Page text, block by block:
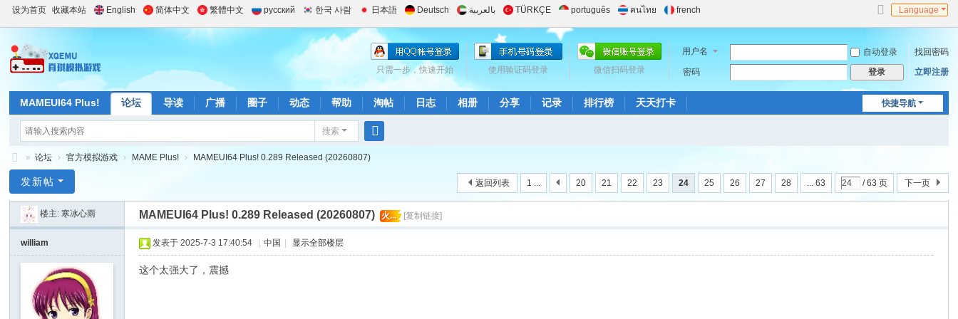
设为首页 收藏本站 English 简体中文 繁體中文 русский 한국 사람 日本語 Deutsch بالعربية TÜRKÇE português คนไทย french
到
窄
版
Language
用户名 自动登录
找回密码
密码
登录 立即注册
微信扫码登录
使用验证码登录
只需一步，快速开始
快捷导航
MAMEUI64 Plus! 论坛 导读 广播 圈子 动态 帮助 淘帖 日志 相册 分享 记录 排行榜 天天打卡
搜索
琪
模
拟
游
» 论坛 › 官方模拟游戏 › MAME Plus! › MAMEUI64 Plus! 0.289 Released (20260807)
1 ... 20 21 22 23 24 25 26 27 28 ... 63 / 63 页 下一页
返回列表
发新帖
楼主:寒冰心雨 MAMEUI64 Plus! 0.289 Released (20260807) 火... [复制链接]
william 发表于 2025-7-3 17:40:54 中国 显示全部楼层
这个太强大了，震撼